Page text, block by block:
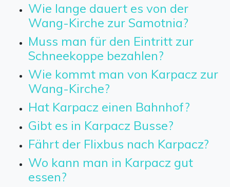
Wie lange dauert es von der
Wang-Kirche zur Samotnia?
Muss man für den Eintritt zur
Schneekoppe bezahlen?
Wie kommt man von Karpacz zur
Wang-Kirche?
Hat Karpacz einen Bahnhof?
Gibt es in Karpacz Busse?
Fährt der Flixbus nach Karpacz?
Wo kann man in Karpacz gut
essen?